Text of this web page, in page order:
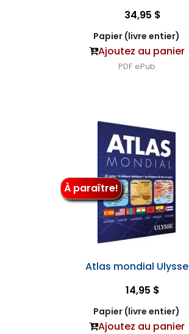
34,95 $
Papier (livre entier)
Ajoutez au panier
PDF ePub
À paraître!
Atlas mondial Ulysse
14,95 $
Papier (livre entier)
Ajoutez au panier